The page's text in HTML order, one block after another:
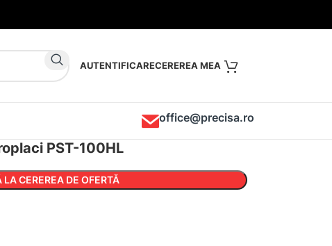
AUTENTIFICARE
office@precisa.ro
PST-100HL
LA CEREREA DE OFERTĂ